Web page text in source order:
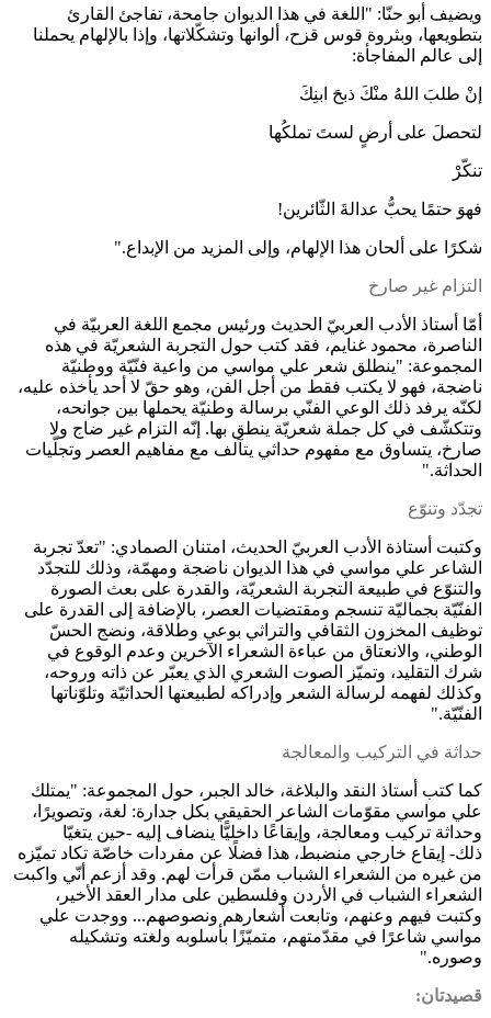
ويضيف أبو حنّا: "اللغة في هذا الديوان جامحة، تفاجئ القارئ
بتطويعها، وبثروة قوس قزح، ألوانها وتشكّلاتها، وإذا بالإلهام يحملنا
إلى عالم المفاجأة:
إنْ طلبَ اللهُ منْكَ ذبحَ ابنِكَ
لتحصلَ على أرضٍ لستَ تملكُها
تنكّرْ
فهوَ حتمًا يحبُّ عدالةَ الثّائرين!
شكرًا على ألحان هذا الإلهام، وإلى المزيد من الإبداع."
التزام غير صارخ
أمّا أستاذ الأدب العربيّ الحديث ورئيس مجمع اللغة العربيّة في
الناصرة، محمود غنايم، فقد كتب حول التجربة الشعريّة في هذه
المجموعة: "ينطلق شعر علي مواسي من واعية فنّيّة ووطنيّة
ناضجة، فهو لا يكتب فقط من أجل الفن، وهو حقّ لا أحد يأخذه عليه،
لكنّه يرفد ذلك الوعي الفنّي برسالة وطنيّة يحملها بين جوانحه،
وتتكشّف في كل جملة شعريّة ينطق بها. إنّه التزام غير ضاج ولا
صارخ، يتساوق مع مفهوم حداثي يتآلف مع مفاهيم العصر وتجلّيات
الحداثة."
تجدّد وتنوّع
وكتبت أستاذة الأدب العربيّ الحديث، امتنان الصمادي: "تعدّ تجربة
الشاعر علي مواسي في هذا الديوان ناضجة ومهمّة، وذلك للتجدّد
والتنوّع في طبيعة التجربة الشعريّة، والقدرة على بعث الصورة
الفنّيّة بجماليّة تنسجم ومقتضيات العصر، بالإضافة إلى القدرة على
توظيف المخزون الثقافي والتراثي بوعي وطلاقة، ونضج الحسّ
الوطني، والانعتاق من عباءة الشعراء الآخرين وعدم الوقوع في
شرك التقليد، وتميّز الصوت الشعري الذي يعبّر عن ذاته وروحه،
وكذلك لفهمه لرسالة الشعر وإدراكه لطبيعتها الحداثيّة وتلوّناتها
الفنّيّة."
حداثة في التركيب والمعالجة
كما كتب أستاذ النقد والبلاغة، خالد الجبر، حول المجموعة: "يمتلك
علي مواسي مقوّمات الشاعر الحقيقي بكل جدارة: لغة، وتصويرًا،
وحداثة تركيب ومعالجة، وإيقاعًا داخليًّا ينضاف إليه -حين يتغيّا
ذلك- إيقاع خارجي منضبط، هذا فضلًا عن مفردات خاصّة تكاد تميّزه
من غيره من الشعراء الشباب ممّن قرأت لهم. وقد أزعم أنّي واكبت
الشعراء الشباب في الأردن وفلسطين على مدار العقد الأخير،
وكتبت فيهم وعنهم، وتابعت أشعارهم ونصوصهم... ووجدت علي
مواسي شاعرًا في مقدّمتهم، متميّزًا بأسلوبه ولغته وتشكيله
وصوره."
قصيدتان: